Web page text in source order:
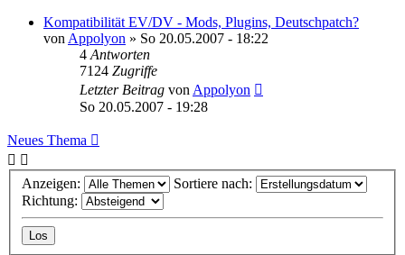
Kompatibilität EV/DV - Mods, Plugins, Deutschpatch?
von Appolyon » So 20.05.2007 - 18:22
4 Antworten
7124 Zugriffe
Letzter Beitrag von Appolyon
So 20.05.2007 - 19:28
Neues Thema
Anzeigen:
Sortiere nach:
Richtung: